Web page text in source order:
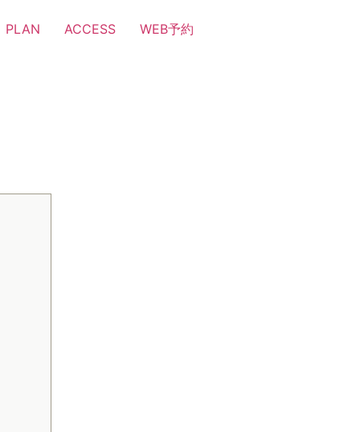
PLAN ACCESS WEB予約